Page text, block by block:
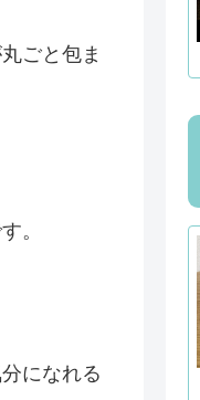
ごと包ま
。
になれる